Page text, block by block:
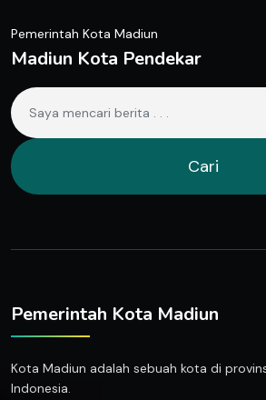
Pemerintah Kota Madiun
Madiun Kota Pendekar
Cari
Pemerintah Kota Madiun
Kota Madiun adalah sebuah kota di
Indonesia.